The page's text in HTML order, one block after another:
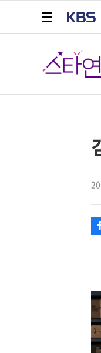
스타연예
페
트
네
글
글
스